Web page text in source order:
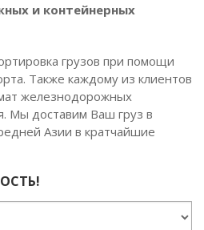
и контейнерных
грузов при помощи
Также каждому из клиентов
железнодорожных
Мы доставим Ваш груз в
Азии в кратчайшие